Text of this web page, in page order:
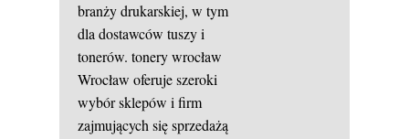
branży drukarskiej, w tym
dla dostawców tuszy i
tonerów. tonery wrocław
Wrocław oferuje szeroki
wybór sklepów i firm
zajmujących się sprzedażą